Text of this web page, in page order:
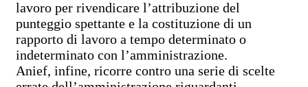
lavoro per rivendicare l’attribuzione del
punteggio spettante e la costituzione di un
rapporto di lavoro a tempo determinato o
indeterminato con l’amministrazione.
Anief, infine, ricorre contro una serie di scelte